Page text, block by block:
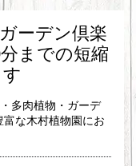
ーデン倶楽
までの短縮
多肉植物・ガーデ
な木村植物園にお